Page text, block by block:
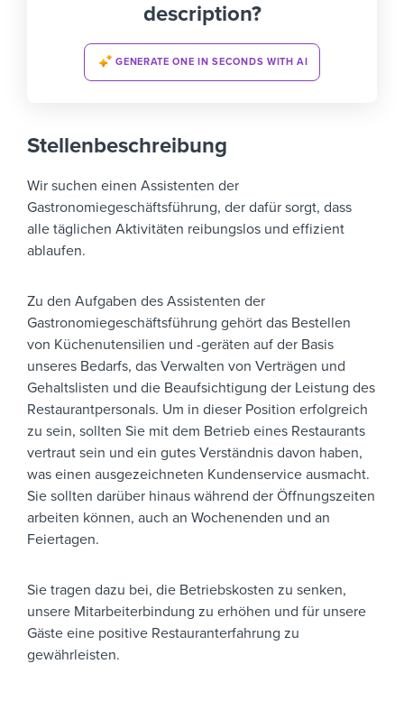
description?
GENERATE ONE IN SECONDS WITH AI
Stellenbeschreibung
Wir suchen einen Assistenten der
Gastronomiegeschäftsführung, der dafür sorgt, dass
alle täglichen Aktivitäten reibungslos und effizient
ablaufen.
Zu den Aufgaben des Assistenten der
Gastronomiegeschäftsführung gehört das Bestellen
von Küchenutensilien und -geräten auf der Basis
unseres Bedarfs, das Verwalten von Verträgen und
Gehaltslisten und die Beaufsichtigung der Leistung des
Restaurantpersonals. Um in dieser Position erfolgreich
zu sein, sollten Sie mit dem Betrieb eines Restaurants
vertraut sein und ein gutes Verständnis davon haben,
was einen ausgezeichneten Kundenservice ausmacht.
Sie sollten darüber hinaus während der Öffnungszeiten
arbeiten können, auch an Wochenenden und an
Feiertagen.
Sie tragen dazu bei, die Betriebskosten zu senken,
unsere Mitarbeiterbindung zu erhöhen und für unsere
Gäste eine positive Restauranterfahrung zu
gewährleisten.